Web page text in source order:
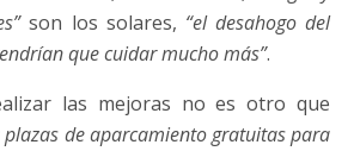
son los solares, “el desahogo del
que cuidar mucho más”.
las mejoras no es otro que
de aparcamiento gratuitas para